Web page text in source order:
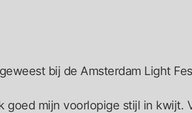
bij de Amsterdam Light
mijn voorlopige stijl in